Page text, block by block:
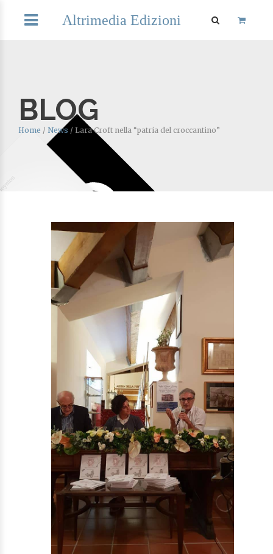
Altrimedia Edizioni
BLOG
Home / News / Lara Croft nella “patria del croccantino”